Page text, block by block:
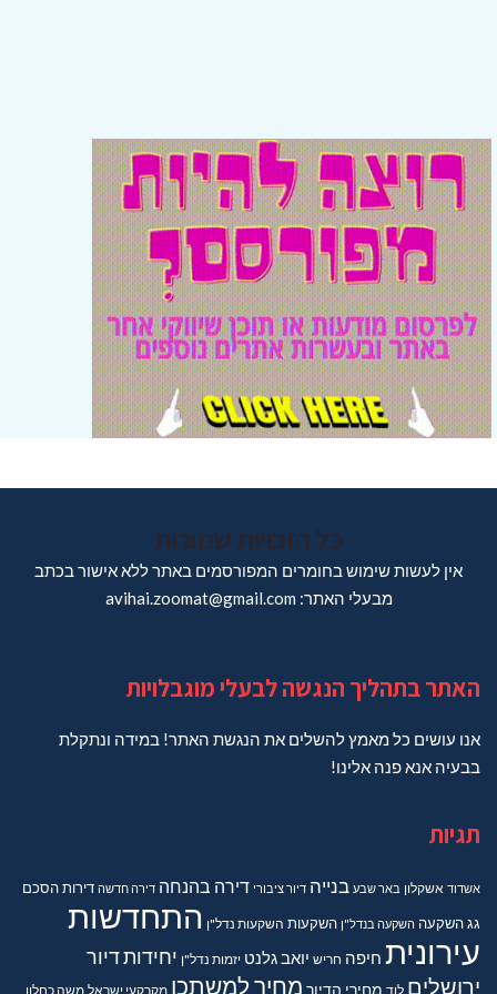
כל הזכויות שמורות
אין לעשות שימוש בחומרים המפורסמים באתר ללא אישור בכתב
מבעלי האתר: avihai.zoomat@gmail.com
האתר בתהליך הנגשה לבעלי מוגבלויות
אנו עושים כל מאמץ להשלים את הנגשת האתר! במידה ונתקלת
בבעיה אנא פנה אלינו!
תגיות
אשדוד אשקלון באר שבע בנייה דיור ציבורי דירה בהנחה דירה חדשה דירותהסכם
גגהשקעה השקעה בנדל"ן השקעות השקעות נדל"ן התחדשות
עירונית חיפה חריש יואב גלנט יזמות נדל"ן יחידות דיור
ירושלים לוד מחירי הדיור מחיר למשתכן מקרקעי ישראל משה כחלון